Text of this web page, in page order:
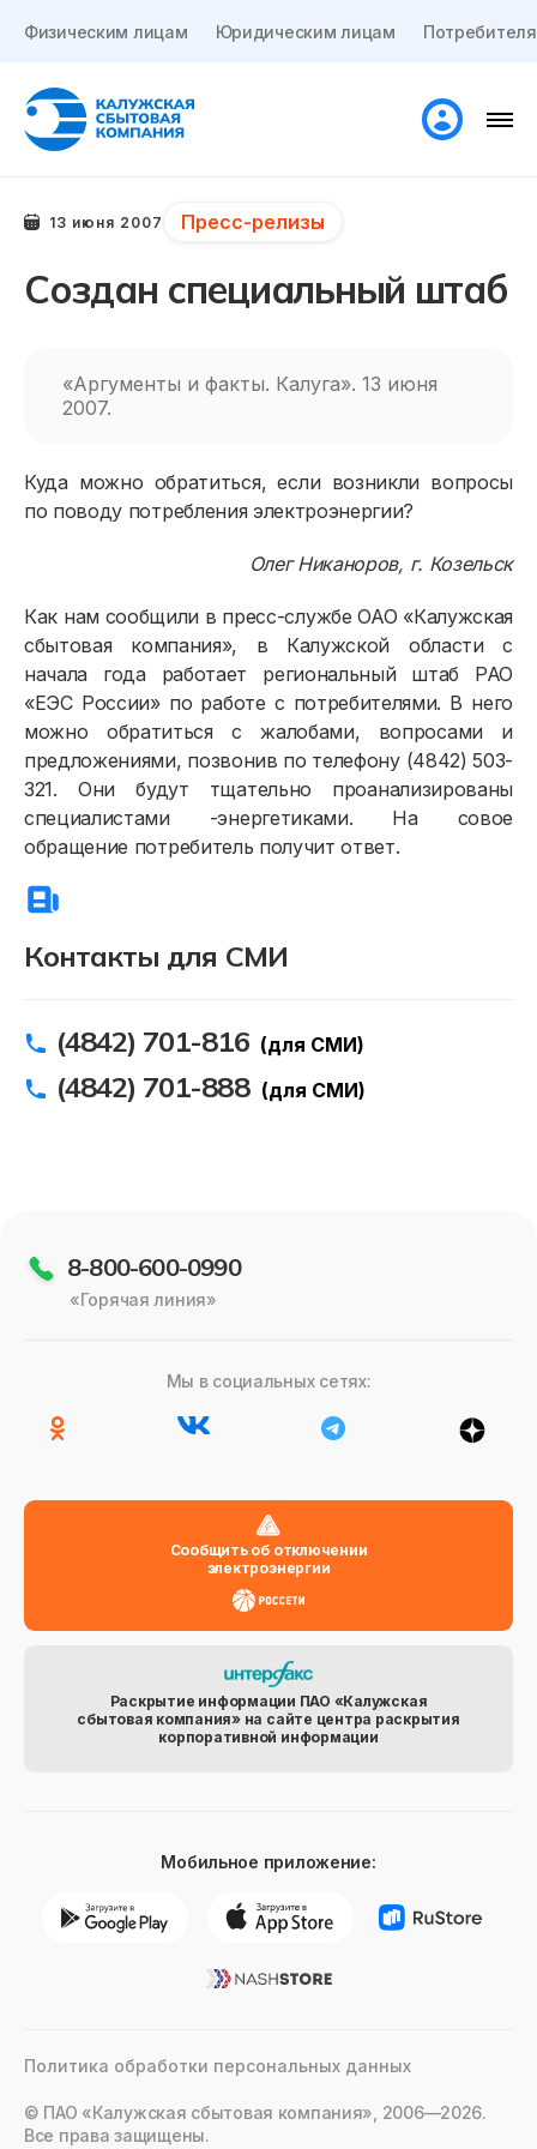
Физическим лицам Юридическим лицам
Контакты для СМИ
(4842) 701-816 (для СМИ)
(4842) 701-888 (для СМИ)
13 июня 2007 Пресс-релизы
Создан специальный штаб
«Аргументы и факты. Калуга». 13 июня
2007.
Куда можно обратиться, если возникли вопросы
по поводу потребления электроэнергии?
Олег Никаноров, г. Козельск
Как нам сообщили в пресс-службе ОАО «Калужская
сбытовая компания», в Калужской области с
начала года работает региональный штаб РАО
«ЕЭС России» по работе с потребителями. В него
можно обратиться с жалобами, вопросами и
предложениями, позвонив по телефону (4842) 503-
321. Они будут тщательно проанализированы
специалистами -энергетиками. На совое
обращение потребитель получит ответ.
8-800-600-0990
«Горячая линия»
Мы в социальных сетях:
Сообщить об отключении
электроэнергии
Раскрытие информации ПАО «Калужская
сбытовая компания» на сайте центра раскрытия
корпоративной информации
Мобильное приложение:
Политика обработки персональных данных
© ПАО «Калужская сбытовая компания», 2006—2026.
Все права защищены.
Физическим лицам
Договор энергоснабжения
Должникам
Онлайн-сервисы